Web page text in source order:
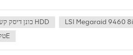
כונן דיסק קשיח HDD
LSI Megaraid 9460 8i
טלפון 05 25528 04 9380-8E